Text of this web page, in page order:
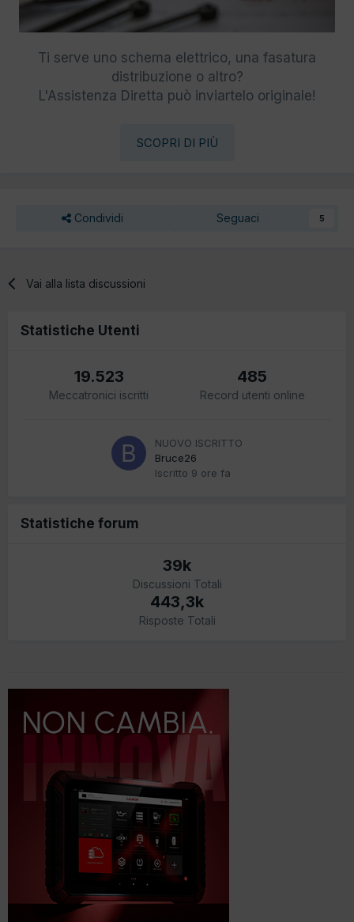
Ti serve uno schema elettrico, una fasatura
distribuzione o altro?
L'Assistenza Diretta può inviartelo originale!
SCOPRI DI PIÙ
Condividi Seguaci 5
Vai alla lista discussioni
Statistiche Utenti
19.523
Meccatronici iscritti
485
Record utenti online
NUOVO ISCRITTO
Bruce26
Iscritto 9 ore fa
Statistiche forum
39k
Discussioni Totali
443,3k
Risposte Totali